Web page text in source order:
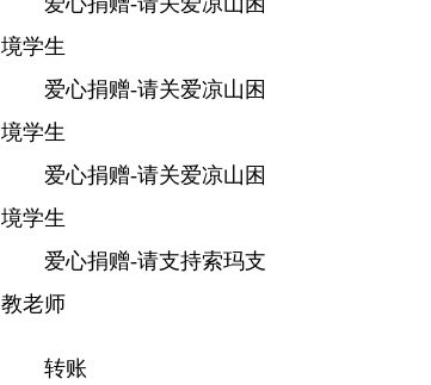
境学生
爱心捐赠-请关爱凉山困
境学生
爱心捐赠-请关爱凉山困
境学生
爱心捐赠-请支持索玛支
教老师
转账